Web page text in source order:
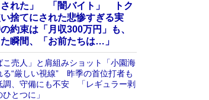
された」 「闇バイト」 トク
捨てにされた悲惨すぎる実
約束は「月収300万円」も、
瞬間、「お前たちは…」
こ売人」と肩組みショット「小園海
る“厳しい視線” 昨季の首位打者も
調、守備にも不安 「レギュラー剥
とつに」